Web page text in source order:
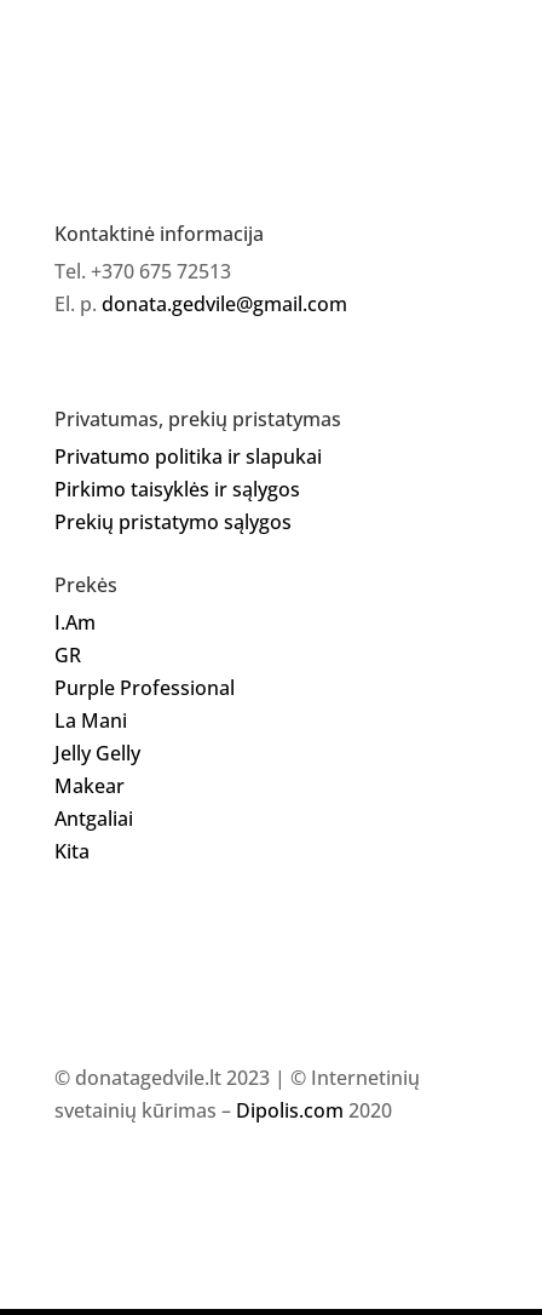
Kontaktinė informacija
Tel. +370 675 72513
El. p. donata.gedvile@gmail.com
Privatumas, prekių pristatymas
Privatumo politika ir slapukai
Pirkimo taisyklės ir sąlygos
Prekių pristatymo sąlygos
Prekės
I.Am
GR
Purple Professional
La Mani
Jelly Gelly
Makear
Antgaliai
Kita
© donatagedvile.lt 2023 | © Internetinių
svetainių kūrimas – Dipolis.com 2020